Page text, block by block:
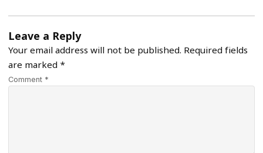
Leave a Reply
Your email address will not be published. Required fields
are marked *
Comment *